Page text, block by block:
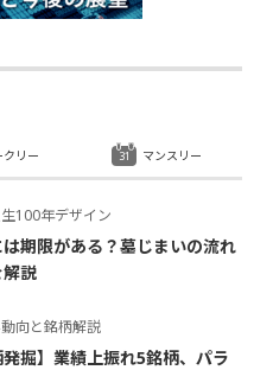
100年デザイン
は期限がある？墓じまいの流れ
説
向と銘柄解説
発掘】業績上振れ5銘柄、パラ
クリー マンスリー